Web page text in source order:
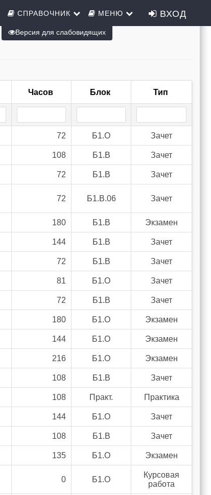
СПРАВОЧНИК МЕНЮ ВХОД
Часов Блок Тип
72 Б1.О Зачет
108 Б1.В Зачет
72 Б1.В Зачет
72 Б1.В.06 Зачет
180 Б1.В Экзамен
144 Б1.В Зачет
72 Б1.В Зачет
81 Б1.О Зачет
72 Б1.В Зачет
180 Б1.О Экзамен
144 Б1.О Экзамен
216 Б1.О Экзамен
108 Б1.В Зачет
108 Практ. Практика
144 Б1.О Зачет
108 Б1.В Зачет
135 Б1.О Экзамен
0 Б1.О
Курсовая
работа
Версия для слабовидящих